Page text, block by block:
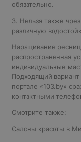
обязательно.
3. Нельзя также
различную
Наращивание
распространенная
индивидуальные
Подходящий
портале «103.by»
контактными
Смотрите также:
Салоны красоты в